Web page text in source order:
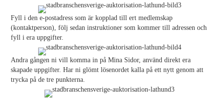
Fyll i den e-postadress som är kopplad till ert medlemskap
(kontaktperson), följ sedan instruktioner som kommer till adressen och
fyll i era uppgifter.
Andra gången ni vill komma in på Mina Sidor, använd direkt era
skapade uppgifter. Har ni glömt lösenordet kalla på ett nytt genom att
trycka på de tre punkterna.